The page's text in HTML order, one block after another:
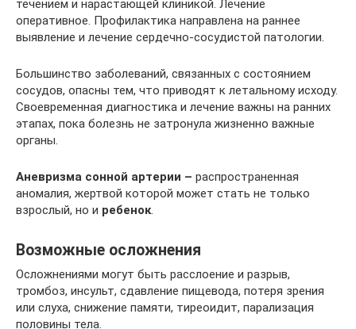
течением и нарастающей клиникой. Лечение
оперативное. Профилактика направлена на раннее
выявление и лечение сердечно-сосудистой патологии.
Большинство заболеваний, связанных с состоянием
сосудов, опасны тем, что приводят к летальному исходу.
Своевременная диагностика и лечение важны на ранних
этапах, пока болезнь не затронула жизненно важные
органы.
Аневризма сонной артерии – распространенная
аномалия, жертвой которой может стать не только
взрослый, но и ребенок
Возможные осложнения
Осложнениями могут быть расслоение и разрыв,
тромбоз, инсульт, сдавление пищевода, потеря зрения
или слуха, снижение памяти, тиреоидит, парализация
половины тела.